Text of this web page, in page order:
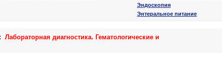
Эндоскопия
Энтеральное питание
Лабораторная диагностика. Гематологические и